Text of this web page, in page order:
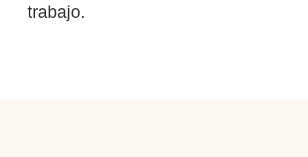
trabajo.